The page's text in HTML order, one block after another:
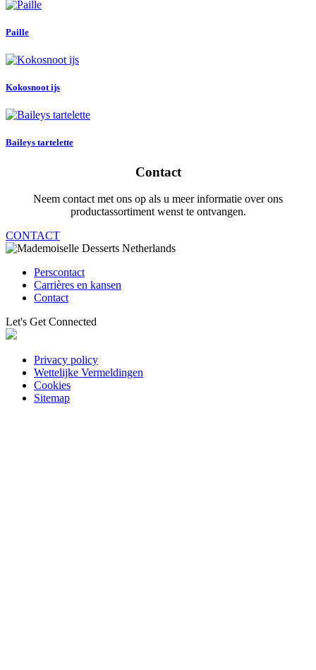
Paille
Kokosnoot ijs
Baileys tartelette
Contact
Neem contact met ons op als u meer informatie over ons
productassortiment wenst te ontvangen.
CONTACT
Perscontact
Carrières en kansen
Contact
Let's Get Connected
Privacy policy
Wettelijke Vermeldingen
Cookies
Sitemap